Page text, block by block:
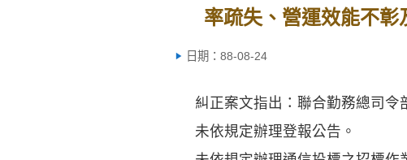
率疏失、營運效能不彰
日期：88-08-24
糾正案文指出：聯合勤務總司令
未依規定辦理登報公告。